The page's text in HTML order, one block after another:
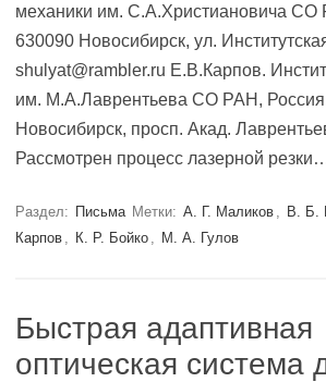
механики им. С.А.Христиановича СО
630090 Новосибирск, ул.
shulyat@rambler.ru Е.В.Карпов.
им. М.А.Лаврентьева СО РАН,
Новосибирск, просп. Акад.
Рассмотрен процесс лазерной
Раздел: Письма Метки: А. Г. Маликов , В. Б.
Карпов , К. Р. Бойко , М. А. Гулов
Быстрая адаптивная
оптическая система